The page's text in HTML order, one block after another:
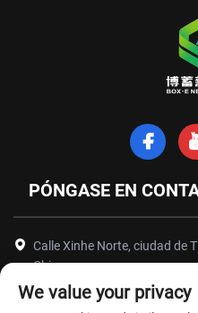
PÓNGASE EN
Calle Xinhe Norte, ciudad de
China
+86-18949493005
We value your privacy